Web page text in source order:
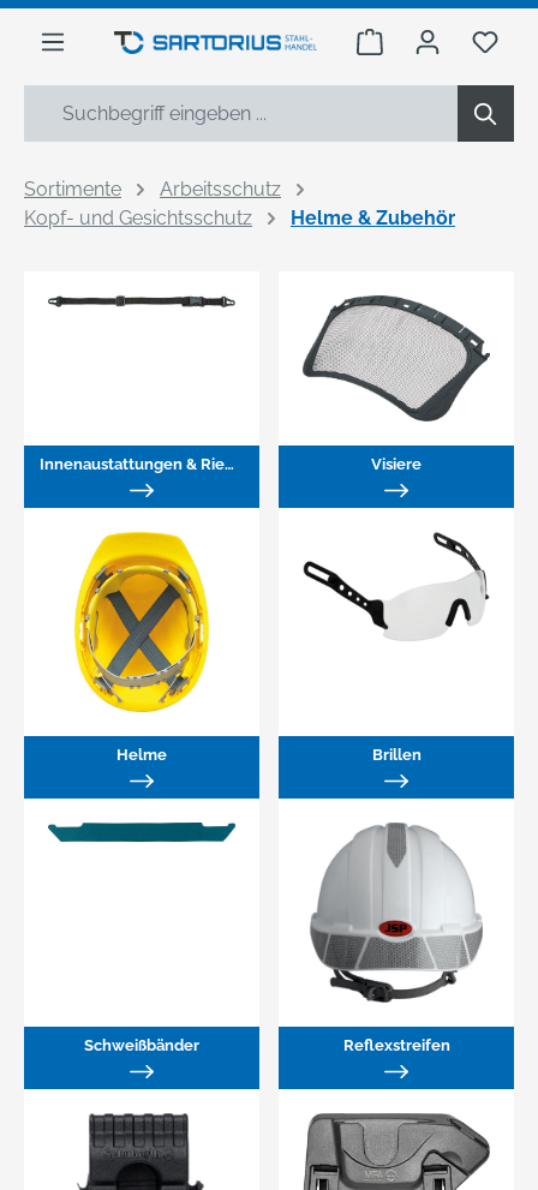
springen
Warenkorb Du
Sortimente
Arbeitsschutz
Kopf- und Gesichtsschutz
Helme & Zubehör
Innenaustattungen & Riemen Visiere
Helme Brillen
Schweißbänder Reflexstreifen